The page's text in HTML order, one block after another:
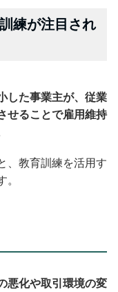
練が注目され
した事業主が、従業
せることで雇用維持
、教育訓練を活用す
悪化や取引環境の変